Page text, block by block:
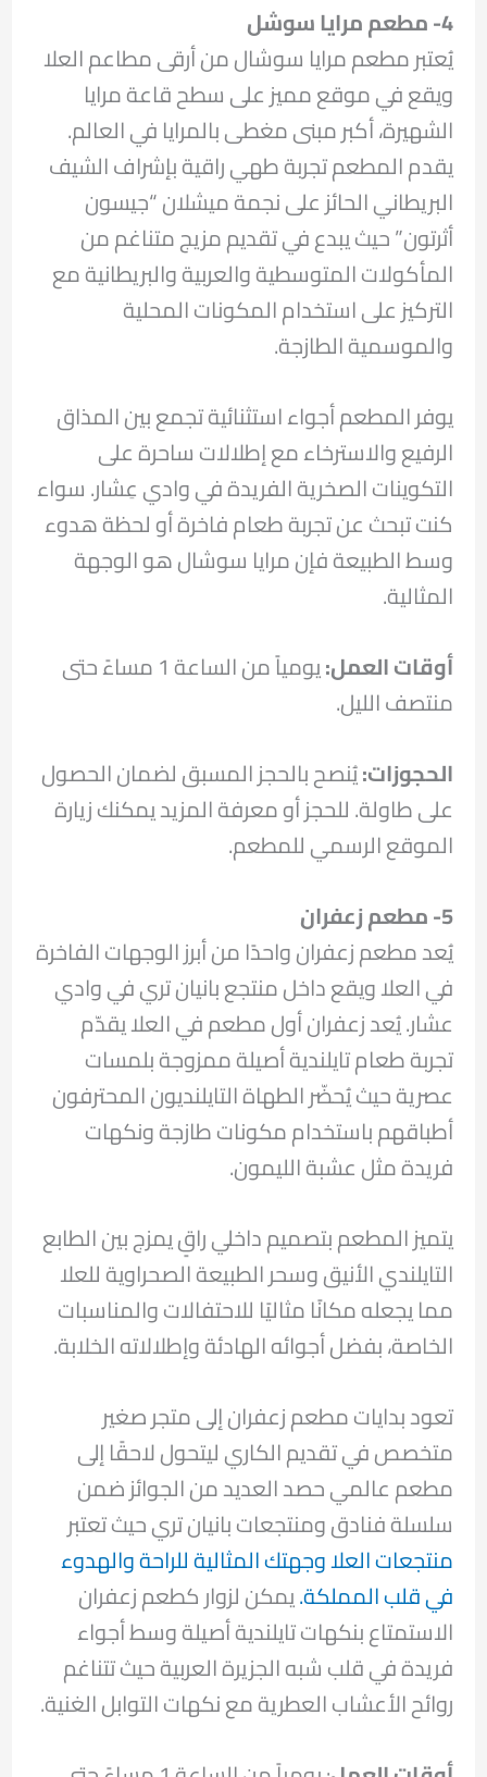
4- مطعم مرايا سوشل
يُعتبر مطعم مرايا سوشال من أرقى مطاعم العلا
ويقع في موقع مميز على سطح قاعة مرايا
الشهيرة، أكبر مبنى مغطى بالمرايا في العالم.
يقدم المطعم تجربة طهي راقية بإشراف الشيف
البريطاني الحائز على نجمة ميشلان “جيسون
أثرتون” حيث يبدع في تقديم مزيج متناغم من
المأكولات المتوسطية والعربية والبريطانية مع
التركيز على استخدام المكونات المحلية
والموسمية الطازجة.
يوفر المطعم أجواء استثنائية تجمع بين المذاق
الرفيع والاسترخاء مع إطلالات ساحرة على
التكوينات الصخرية الفريدة في وادي عِشار. سواء
كنت تبحث عن تجربة طعام فاخرة أو لحظة هدوء
وسط الطبيعة فإن مرايا سوشال هو الوجهة
المثالية.
أوقات العمل:
يومياً من الساعة 1 مساءً حتى
منتصف الليل.
الحجوزات:يُنصح بالحجز المسبق لضمان الحصول
على طاولة. للحجز أو معرفة المزيد يمكنك زيارة
الموقع الرسمي للمطعم.
5- مطعم زعفران
يُعد مطعم زعفران واحدًا من أبرز الوجهات الفاخرة
في العلا ويقع داخل منتجع بانيان تري في وادي
عشار. يُعد زعفران أول مطعم في العلا يقدّم
تجربة طعام تايلندية أصيلة ممزوجة بلمسات
عصرية حيث يُحضّر الطهاة التايلنديون المحترفون
أطباقهم باستخدام مكونات طازجة ونكهات
فريدة مثل عشبة الليمون.
يتميز المطعم بتصميم داخلي راقٍ يمزج بين الطابع
التايلندي الأنيق وسحر الطبيعة الصحراوية للعلا
مما يجعله مكانًا مثاليًا للاحتفالات والمناسبات
الخاصة، بفضل أجوائه الهادئة وإطلالاته الخلابة.
تعود بدايات مطعم زعفران إلى متجر صغير
متخصص في تقديم الكاري ليتحول لاحقًا إلى
مطعم عالمي حصد العديد من الجوائز ضمن
سلسلة فنادق ومنتجعات بانيان تري حيث تعتبر
منتجعات العلا وجهتك المثالية للراحة والهدوء
في قلب المملكة.يمكن لزوار كطعم زعفران
الاستمتاع بنكهات تايلندية أصيلة وسط أجواء
فريدة في قلب شبه الجزيرة العربية حيث تتناغم
روائح الأعشاب العطرية مع نكهات التوابل الغنية.